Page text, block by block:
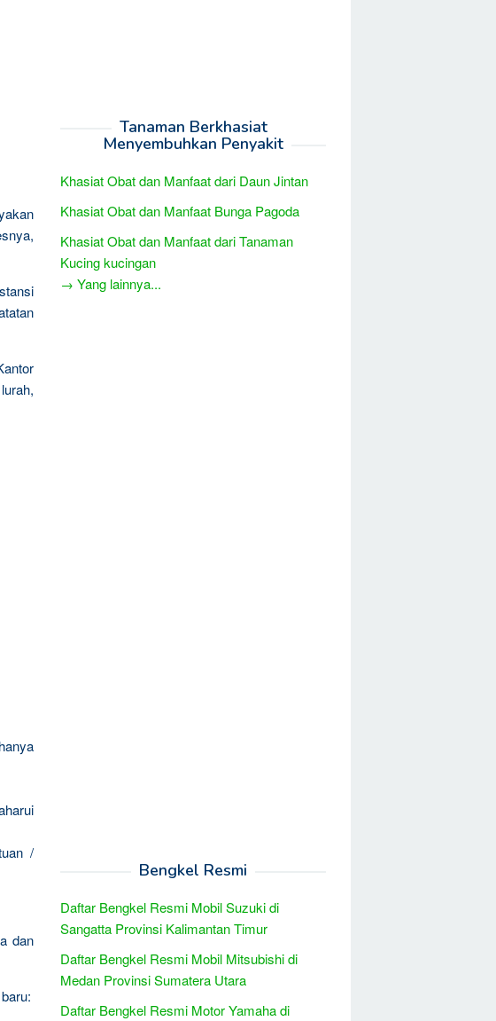
/
dan
Tanaman Berkhasiat
Menyembuhkan Penyakit
Khasiat Obat dan Manfaat dari Daun Jintan
Khasiat Obat dan Manfaat Bunga Pagoda
Khasiat Obat dan Manfaat dari Tanaman
Kucing kucingan
→ Yang lainnya...
Bengkel Resmi
Daftar Bengkel Resmi Mobil Suzuki di
Sangatta Provinsi Kalimantan Timur
Daftar Bengkel Resmi Mobil Mitsubishi di
Medan Provinsi Sumatera Utara
Daftar Bengkel Resmi Motor Yamaha di